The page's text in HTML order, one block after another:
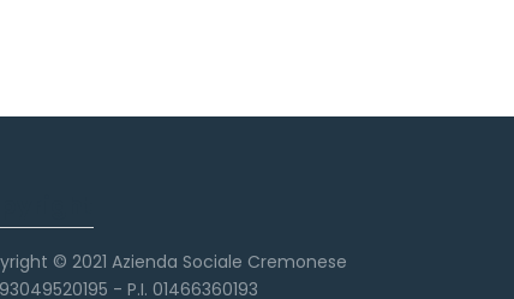
© 2021 Azienda Sociale Cremonese
- P.I. 01466360193